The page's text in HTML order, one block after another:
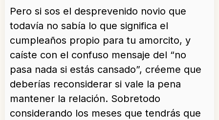
Pero si sos el desprevenido novio que
todavía no sabía lo que significa el
cumpleaños propio para tu amorcito, y
caíste con el confuso mensaje del “no
pasa nada si estás cansado”, créeme que
deberías reconsiderar si vale la pena
mantener la relación. Sobretodo
considerando los meses que tendrás que